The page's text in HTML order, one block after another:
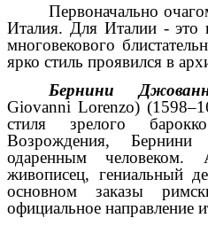
Первоначально
Италия. Для Италии - это
многовекового
ярко стиль проявился в
Бернини
Giovanni Lorenzo)
стиля зрелого
Возрождения,
одаренным человеком.
живописец, гениальный
основном заказы
официальное направление